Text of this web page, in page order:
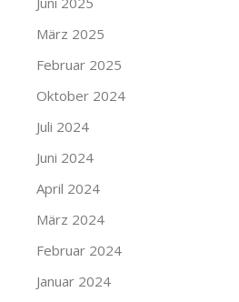
März 2025
Februar 2025
Oktober 2024
Juli 2024
Juni 2024
April 2024
März 2024
Februar 2024
Januar 2024